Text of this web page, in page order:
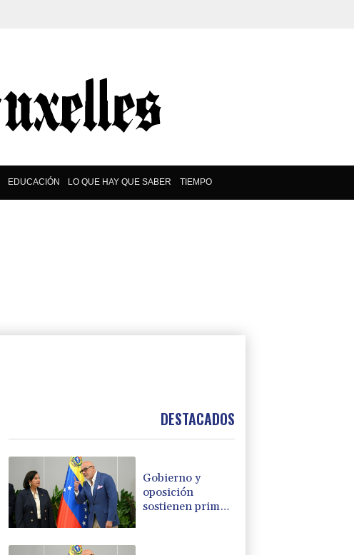
EDUCACIÓN LO QUE HAY QUE SABER TIEMPO
DESTACADOS
Gobierno y
oposición
sostienen primer